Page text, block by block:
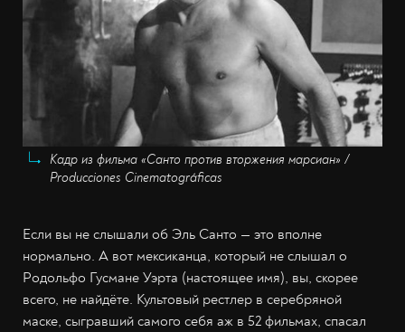
Кадр из фильма «Санто против вторжения марсиан» /
Producciones Cinematográficas
Если вы не слышали об Эль Санто — это вполне
нормально. А вот мексиканца, который не слышал о
Родольфо Гусмане Уэрта (настоящее имя), вы, скорее
всего, не найдёте. Культовый рестлер в серебряной
маске, сыгравший самого себя аж в 52 фильмах, спасал